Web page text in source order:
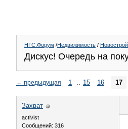
НГС.Форум /Недвижимость /
Дискус! Очередь на
← предыдущая 1 .. 15 16 17
Захват
activist
Сообщений: 316